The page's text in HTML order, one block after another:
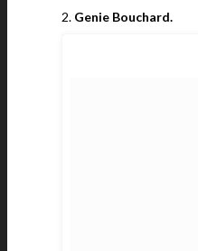
2. Genie Bouchard.